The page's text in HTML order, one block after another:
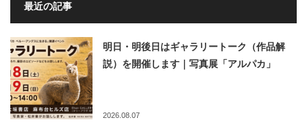
最近の記事
明日・明後日はギャラリートーク（作品解
説）を開催します｜写真展「アルパカ」
2026.08.07